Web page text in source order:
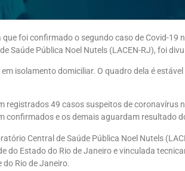
foi confirmado o segundo caso de Covid-19
Saúde Pública Noel Nutels (LACEN-RJ), foi
isolamento domiciliar. O quadro dela é
registrados 49 casos suspeitos de coronavírus
confirmados e os demais aguardam resultado
Central de Saúde Pública Noel Nutels
do Estado do Rio de Janeiro e vinculada
do Rio de Janeiro.